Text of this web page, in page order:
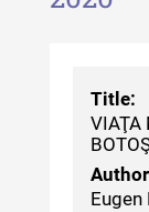
de
Title:
VIAŢA
Eugen